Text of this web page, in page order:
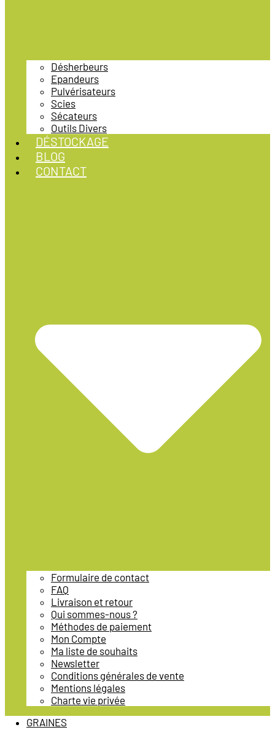
Désherbeurs
Epandeurs
Pulvérisateurs
Scies
Sécateurs
Outils Divers
DÉSTOCKAGE
BLOG
CONTACT
Formulaire de contact
FAQ
Livraison et retour
Qui sommes-nous ?
Méthodes de paiement
Mon Compte
Ma liste de souhaits
Newsletter
Conditions générales de vente
Mentions légales
Charte vie privée
GRAINES